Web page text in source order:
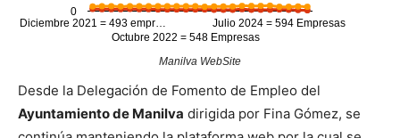
Diciembre 2021 = 493 empr…
Octubre 2022 = 548 Empresas
Julio 2024 = 594 Empresas
0
Manilva WebSite
Desde la Delegación de Fomento de Empleo del
Ayuntamiento de Manilva dirigida por Fina Gómez, se